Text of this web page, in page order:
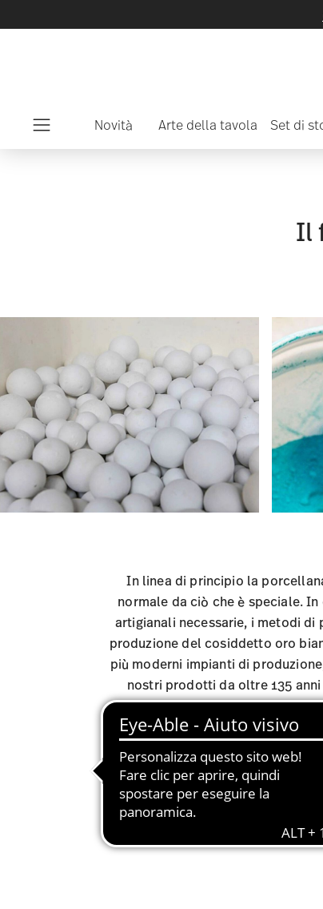
Novità Arte della tavola Set di
Il
In linea di principio la
normale da ciò che è speciale.
artigianali necessarie, i metodi
produzione del cosiddetto oro
più moderni impianti di
nostri prodotti da oltre 135
collaboratori. Sono questi gli
che rendono così